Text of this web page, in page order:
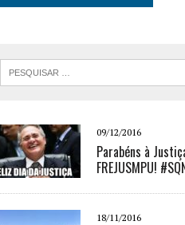
09/12/2016
Parabéns à
FREJUSMPU!
18/11/2016